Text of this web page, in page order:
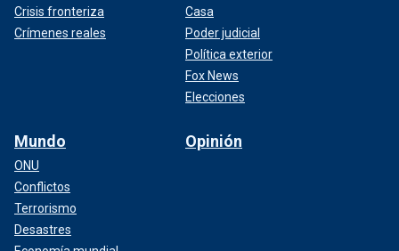
Crisis fronteriza
Crímenes reales
Casa
Poder judicial
Política exterior
Fox News
Elecciones
Mundo
ONU
Conflictos
Terrorismo
Desastres
Opinión